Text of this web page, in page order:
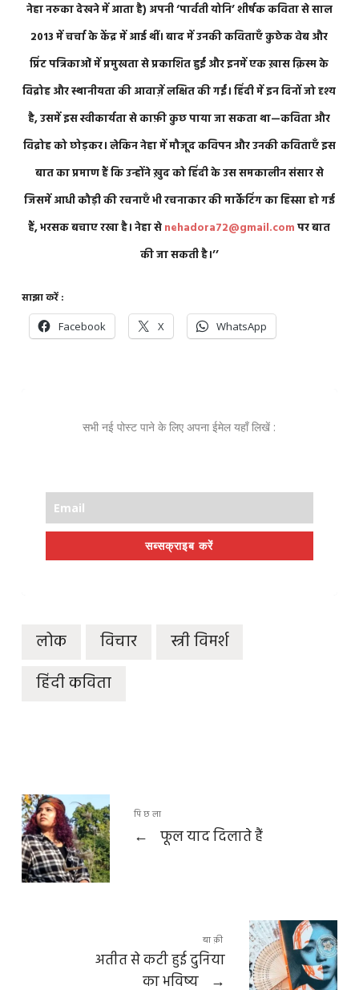
नेहा नरुका देखने में आता है) अपनी ‘पार्वती योनि’ शीर्षक कविता से साल
2013 में चर्चा के केंद्र में आई थीं। बाद में उनकी कविताएँ कुछेक वेब और
प्रिंट पत्रिकाओं में प्रमुखता से प्रकाशित हुईं और इनमें एक ख़ास क़िस्म के
विद्रोह और स्थानीयता की आवाज़ें लक्षित की गईं। हिंदी में इन दिनों जो दृश्य
है, उसमें इस स्वीकार्यता से काफ़ी कुछ पाया जा सकता था—कविता और
विद्रोह को छोड़कर। लेकिन नेहा में मौजूद कविपन और उनकी कविताएँ इस
बात का प्रमाण हैं कि उन्होंने ख़ुद को हिंदी के उस समकालीन संसार से
जिसमें आधी कौड़ी की रचनाएँ भी रचनाकार की मार्केटिंग का हिस्सा हो गई
हैं, भरसक बचाए रखा है। नेहा सेnehadora72@gmail.comपर बात
की जा सकती है।’’
साझा करें :
Facebook X WhatsApp
सभी नई पोस्ट पाने के लिए अपना ईमेल यहाँ लिखें :
सब्सक्राइब करें
लोक विचार
स्त्री विमर्श
हिंदी कविता
पिछला
← फूल याद दिलाते हैं
बाक़ी
अतीत से कटी हुई दुनिया
का भविष्य
→